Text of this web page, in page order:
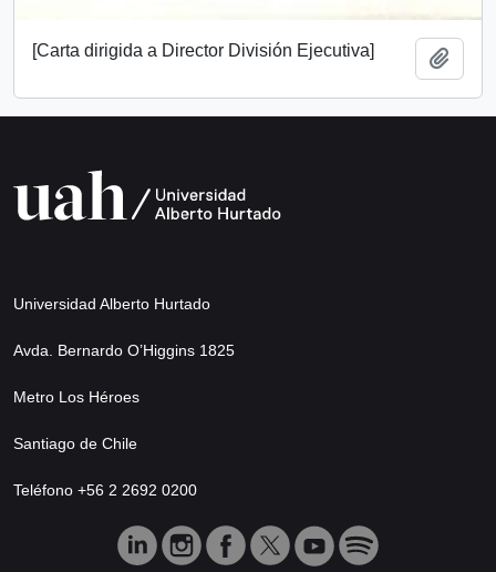
[Carta dirigida a Director División Ejecutiva]
Universidad Alberto Hurtado
Avda. Bernardo O’Higgins 1825
Metro Los Héroes
Santiago de Chile
Teléfono +56 2 2692 0200